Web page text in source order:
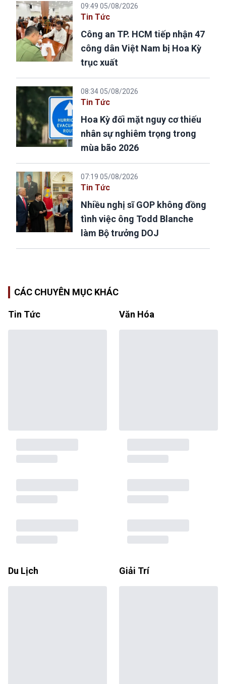
09:49 05/08/2026
Tin Tức
Công an TP. HCM tiếp nhận 47
công dân Việt Nam bị Hoa Kỳ
trục xuất
08:34 05/08/2026
Tin Tức
Hoa Kỳ đối mặt nguy cơ thiếu
nhân sự nghiêm trọng trong
mùa bão 2026
07:19 05/08/2026
Tin Tức
Nhiều nghị sĩ GOP không đồng
tình việc ông Todd Blanche
làm Bộ trưởng DOJ
CÁC CHUYÊN MỤC KHÁC
Tin Tức Văn Hóa
Du Lịch Giải Trí